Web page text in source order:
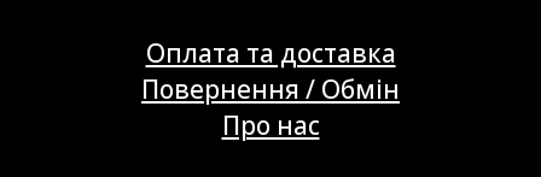
Оплата та доставка
Повернення / Обмін
Про нас